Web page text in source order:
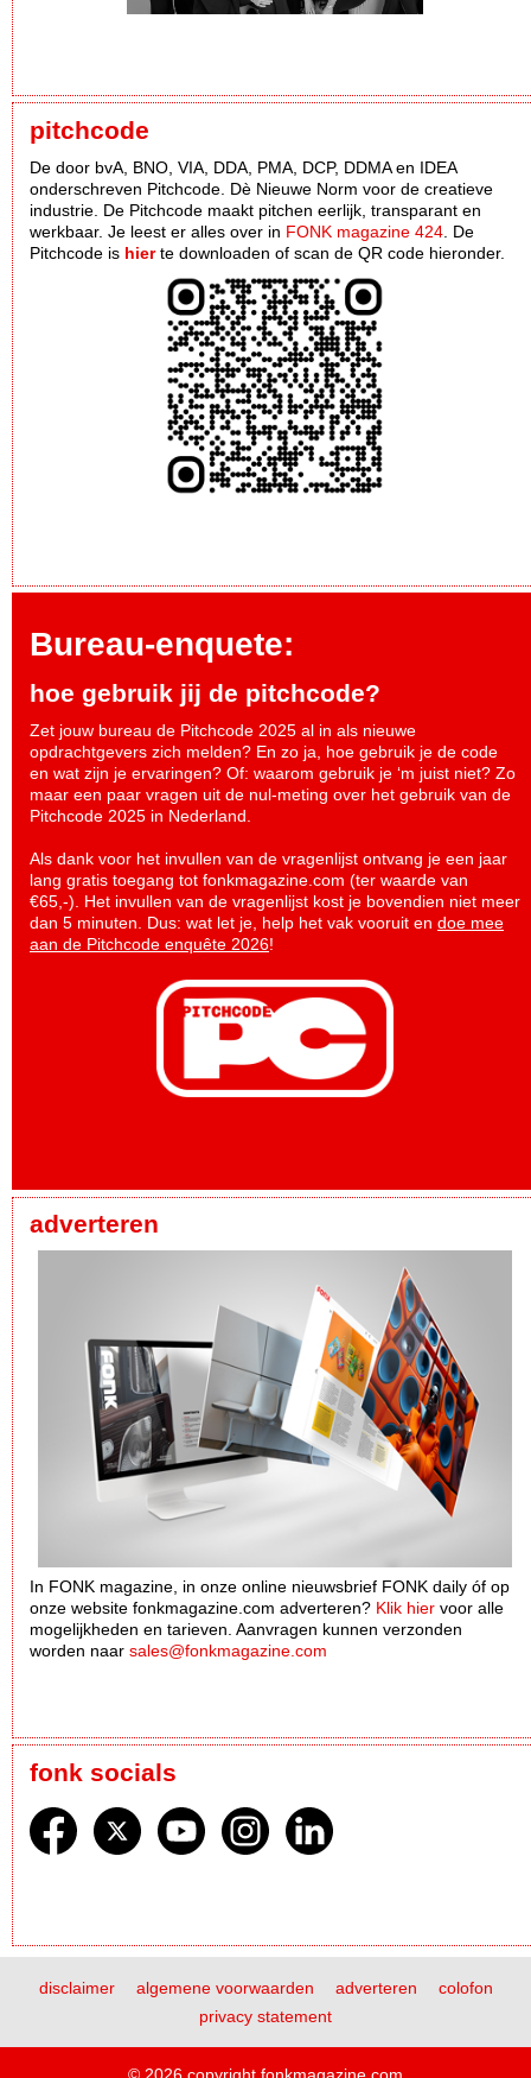
pitchcode
De door bvA, BNO, VIA, DDA, PMA, DCP, DDMA en IDEA
onderschreven Pitchcode. Dè Nieuwe Norm voor de creatieve
industrie. De Pitchcode maakt pitchen eerlijk, transparant en
werkbaar. Je leest er alles over in FONK magazine 424 . De
Pitchcode is hierte downloaden of scan de QR code hieronder.
Bureau-enquete:
hoe gebruik jij de pitchcode?
Zet jouw bureau de Pitchcode 2025 al in als nieuwe
opdrachtgevers zich melden? En zo ja, hoe gebruik je de code
en wat zijn je ervaringen? Of: waarom gebruik je ‘m juist niet? Zo
maar een paar vragen uit de nul-meting over het gebruik van de
Pitchcode 2025 in Nederland.
Als dank voor het invullen van de vragenlijst ontvang je een jaar
lang gratis toegang tot fonkmagazine.com (ter waarde van
€65,-). Het invullen van de vragenlijst kost je bovendien niet meer
dan 5 minuten. Dus: wat let je, help het vak vooruit en doe mee
aan de Pitchcode enquête 2026!
adverteren
In FONK magazine, in onze online nieuwsbrief FONK daily óf op
onze website fonkmagazine.com adverteren? Klik hier voor alle
mogelijkheden en tarieven. Aanvragen kunnen verzonden
worden naar sales@fonkmagazine.com
fonk socials
disclaimer algemene voorwaarden adverteren
colofon
privacy statement